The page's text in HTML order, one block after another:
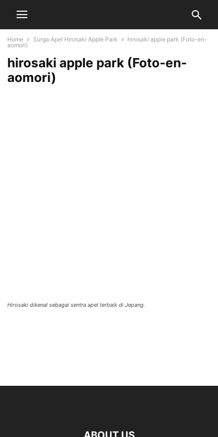
Home Surga Apel Hirosaki Apple Park
hirosaki apple park (Foto-en-
aomori)
hirosaki apple park (Foto-en-
aomori)
Hirosaki dikenal sebagai sentra apel terbaik di Jepang.